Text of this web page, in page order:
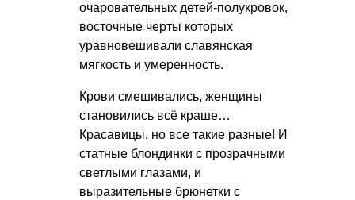
очаровательных детей-полукровок,
восточные черты которых
уравновешивали славянская
мягкость и умеренность.
Крови смешивались, женщины
становились всё краше…
Красавицы, но все такие разные! И
статные блондинки с прозрачными
светлыми глазами, и
выразительные брюнетки с